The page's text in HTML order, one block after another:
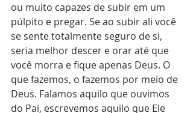
ou muito capazes de subir em um
púlpito e pregar. Se ao subir ali você
se sente totalmente seguro de si,
seria melhor descer e orar até que
você morra e fique apenas Deus. O
que fazemos, o fazemos por meio de
Deus. Falamos aquilo que ouvimos
do Pai, escrevemos aquilo que Ele